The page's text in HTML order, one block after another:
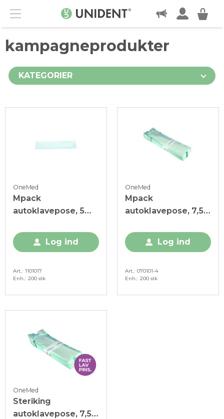
Menu
KONTAKT
kampagneprodukter
KATEGORIER
OneMed
Mpack
autoklavepose, 5
Log ind
Art. 1101017
Enh. 200 stk
OneMed
Mpack
autoklavepose, 7,5 x
Log ind
Art. 070101-4
Enh. 200 stk
OneMed
Steriking
autoklavepose, 7,5 x